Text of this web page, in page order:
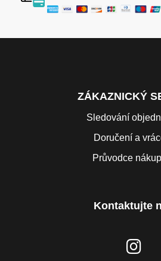
ZÁKAZNICKÝ
Sledování
Doručení a
Průvodce
Kontaktujte